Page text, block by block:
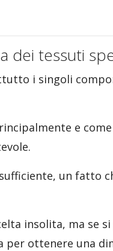
dei tessuti
i singoli
e
un fatto
insolita, ma se
per ottenere una